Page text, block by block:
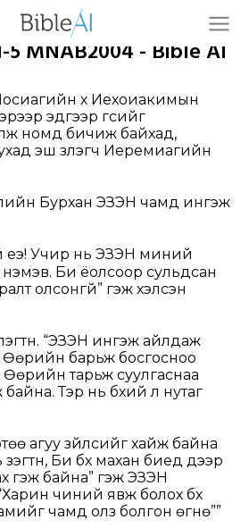
MNAB2004 - Bible AI
хүү Иехоиакимын
эдгээр үгсийг
номд бичиж байхад,
эш үзүүлэгч Иеремиагийн
Бурхан ЭЗЭН чамд ингэж
еэ! Учир нь ЭЗЭН миний
Би ёолсоор сульдсан
олсонгүй” гэж хэлсэн
“ЭЗЭН ингэж айлдаж
Өөрийн барьж босгосноо
Өөрийн тарьж суулгаснаа
байна. Тэр нь бүхий л нутаг
агуу зүйлсийг хайж байна
Би бүх махан биеүд дээр
гэж байна” гэж ЭЗЭН
чиний явж болох бүх
чамд олз болгон өгнө””